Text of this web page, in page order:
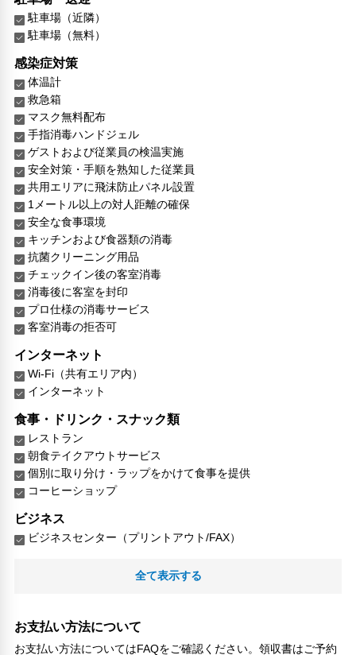
駐車場（近隣）
駐車場（無料）
感染症対策
体温計
救急箱
マスク無料配布
手指消毒ハンドジェル
ゲストおよび従業員の検温実施
安全対策・手順を熟知した従業員
共用エリアに飛沫防止パネル設置
1メートル以上の対人距離の確保
安全な食事環境
キッチンおよび食器類の消毒
抗菌クリーニング用品
チェックイン後の客室消毒
消毒後に客室を封印
プロ仕様の消毒サービス
客室消毒の拒否可
インターネット
Wi-Fi（共有エリア内）
インターネット
食事・ドリンク・スナック類
レストラン
朝食テイクアウトサービス
個別に取り分け・ラップをかけて食事を提供
コーヒーショップ
ビジネス
ビジネスセンター（プリントアウト/FAX）
ゴルフコース（3km圏内）
スキー
乗馬
全て表示する
お支払い方法について
お支払い方法についてはFAQをご確認ください。領収書はご予約